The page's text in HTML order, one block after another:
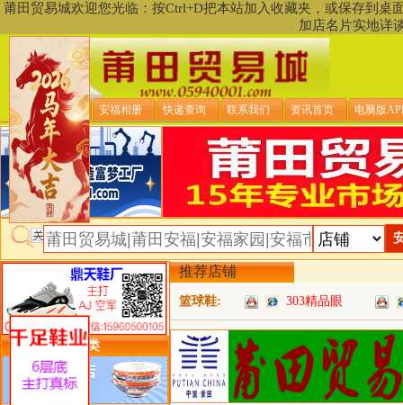
莆田贸易城欢迎您光临：按Ctrl+D把本站加入收藏夹，或保存到
加店名片实地详
贸易城首页 安福相册 快递查询 联系我们 资讯首页 电脑版
类目详细分类
推荐店铺
篮球鞋: 303精品眼